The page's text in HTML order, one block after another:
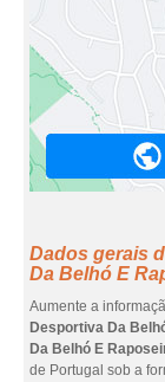
Dados gerais
Da Belhó E
Aumente a
Desportiva Da
Da Belhó E
de Portugal sob a